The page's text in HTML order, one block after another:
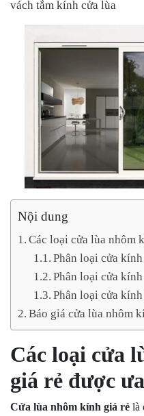
vách tắm kính cửa lùa
Nội dung
Các loại cửa lùa nhôm
Phân loại cửa
Phân loại cửa
Phân loại cửa
Báo giá cửa lùa nhôm
Các loại cửa
giá rẻ được
Cửa lùa nhôm kính giá rẻ là